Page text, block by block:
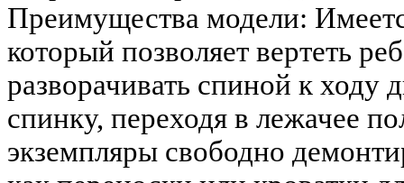
Преимущества модели:
который позволяет вертеть
разворачивать спиной к
спинку, переходя в лежачее
экземпляры свободно